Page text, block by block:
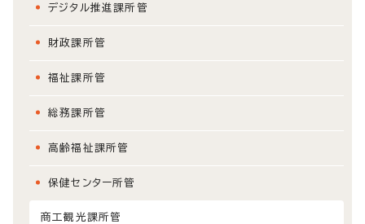
デジタル推進課所管
財政課所管
福祉課所管
総務課所管
高齢福祉課所管
保健センター所管
商工観光課所管